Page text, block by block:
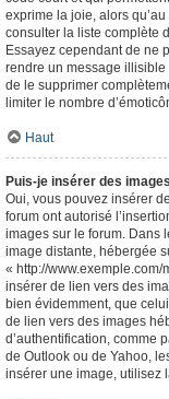
exprime la joie, alors
consulter la liste complète
Essayez cependant de ne
rendre un message
de le supprimer
limiter le nombre
Haut
Puis-je insérer des
Oui, vous pouvez insérer
forum ont autorisé
images sur le forum. Dans
image distante, hébergée
« http://
insérer de lien vers des
bien évidemment, que
de lien vers des images
d’authentification, comme
de Outlook ou de Yahoo,
insérer une image, utilisez